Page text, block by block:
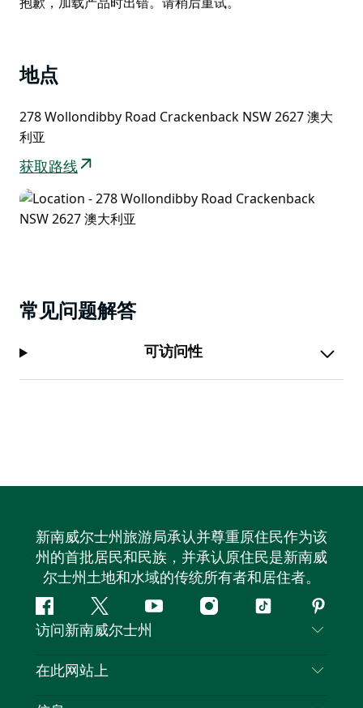
地点
278 Wollondibby Road Crackenback NSW 2627 澳大
利亚
获取路线
常见问题解答
可访问性
新南威尔士州旅游局承认并尊重原住民作为该
州的首批居民和民族，并承认原住民是新南威
尔士州土地和水域的传统所有者和居住者。
Facebook叽
叽
喳
YouTubeInstagram
抖
访问新南威尔士州
联系我们
在此网站上